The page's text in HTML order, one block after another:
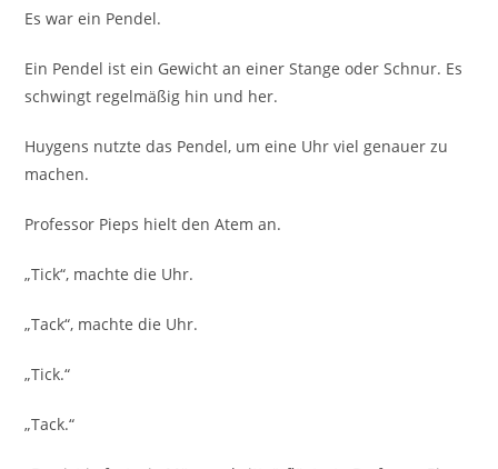
Es war ein Pendel.
Ein Pendel ist ein Gewicht an einer Stange oder Schnur. Es
schwingt regelmäßig hin und her.
Huygens nutzte das Pendel, um eine Uhr viel genauer zu
machen.
Professor Pieps hielt den Atem an.
„Tick“, machte die Uhr.
„Tack“, machte die Uhr.
„Tick.“
„Tack.“